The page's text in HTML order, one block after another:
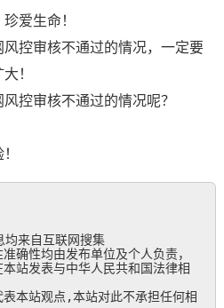
爱生命！
控审核不通过的情况，一定要
！
控审核不通过的情况呢？
互联网搜集
确性均由发布单位及个人负责，
站发表与中华人民共和国法律相
本站观点,本站对此不承担任何相